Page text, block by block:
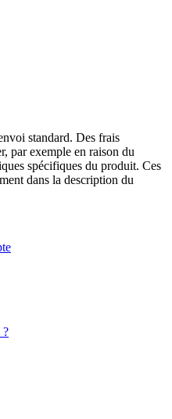
standard. Des frais
par exemple en raison du
spécifiques du produit. Ces
dans la description du
?